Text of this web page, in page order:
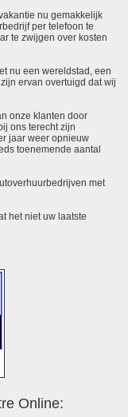
nu gemakkelijk
per telefoon te
te zwijgen over kosten
nu een wereldstad, een
ervan overtuigd dat wij
onze klanten door
ons terecht zijn
jaar weer opnieuw
toenemende aantal
met
het niet uw laatste
Online: